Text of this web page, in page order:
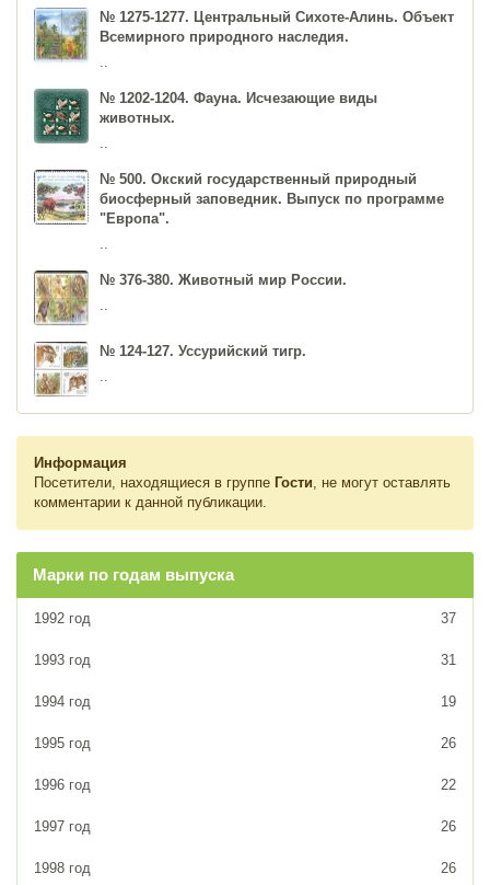
№ 1275-1277. Центральный Сихоте-Алинь. Объект
Всемирного природного наследия.
..
№ 1202-1204. Фауна. Исчезающие виды
животных.
..
№ 500. Окский государственный природный
биосферный заповедник. Выпуск по программе
"Европа".
..
№ 376-380. Животный мир России.
..
№ 124-127. Уссурийский тигр.
..
Информация
Посетители, находящиеся в группе Гости, не могут оставлять
комментарии к данной публикации.
Марки по годам выпуска
1992 год 37
1993 год 31
1994 год 19
1995 год 26
1996 год 22
1997 год 26
1998 год 26